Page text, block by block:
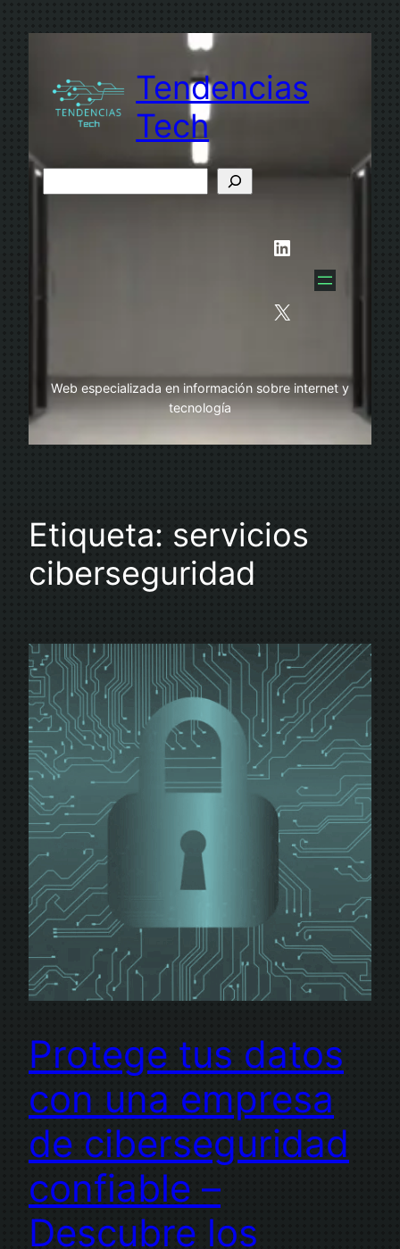
Tendencias
Tech
B
LinkedIn
X
Web especializada en información sobre internet y
tecnología
Etiqueta: servicios
ciberseguridad
Protege tus datos
con una empresa
de ciberseguridad
confiable –
Descubre los